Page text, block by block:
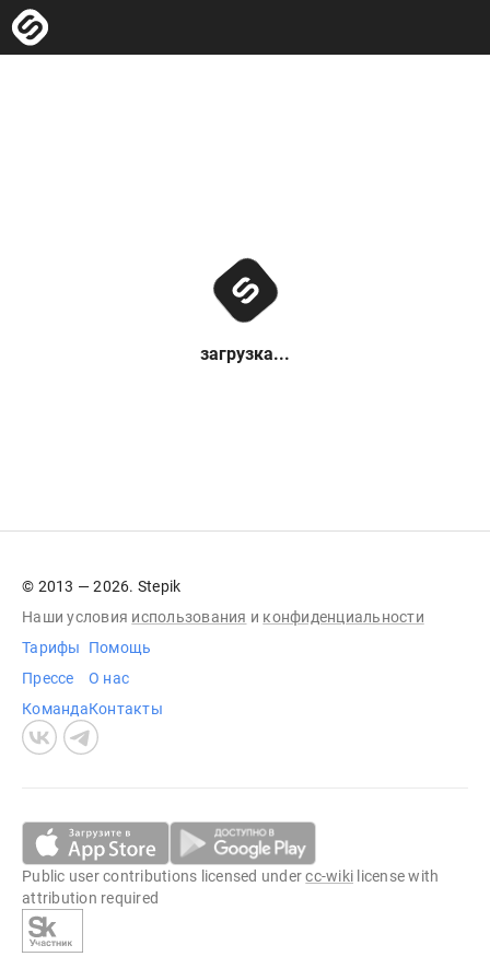
загрузка...
© 2013 — 2026. Stepik
Наши условия использования и конфиденциальности
Тарифы
Прессе
Команда
Помощь
О нас
Контакты
Public user contributions licensed undercc-wiki license with
attribution required